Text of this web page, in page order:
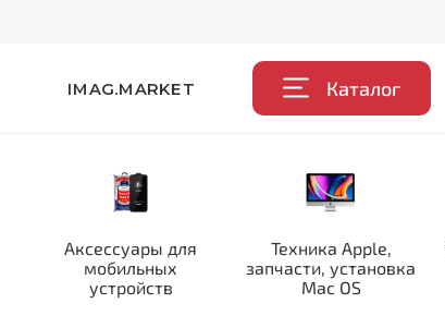
IMAG.MARKET Каталог
Аксессуары для
мобильных
устройств
Техника Apple,
запчасти, установка
Mac OS